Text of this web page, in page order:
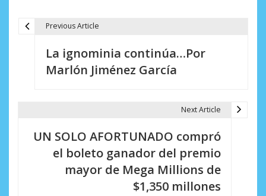
Previous Article
La ignominia continúa…Por
Marlón Jiménez García
Next Article
UN SOLO AFORTUNADO compró
el boleto ganador del premio
mayor de Mega Millions de
$1,350 millones